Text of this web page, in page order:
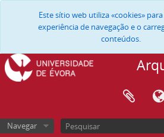
Este sítio web utiliza «cookies»
experiência de navegação e o
conteúdos.
Navegar